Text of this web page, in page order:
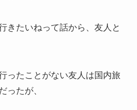
きたいねって話から、友人と
ったことがない友人は国内旅
ったが、